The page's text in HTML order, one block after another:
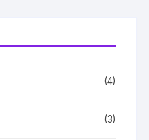
(4)
(3)